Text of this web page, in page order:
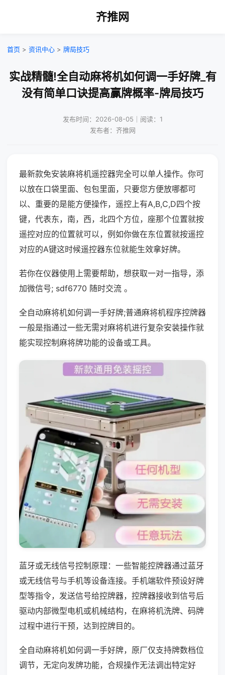
齐推网
首页 > 资讯中心 > 牌局技巧
实战精髓!全自动麻将机如何调一手好牌_有
没有简单口诀提高赢牌概率-牌局技巧
发布时间：2026-08-05｜阅读：1
发布者：齐推网
最新款免安装麻将机遥控器完全可以单人操作。你可
以放在口袋里面、包包里面，只要您方便放哪都可
以、重要的是能方便操作，遥控上有A,B,C,D四个按
键，代表东，南，西，北四个方位，座那个位置就按
遥控对应的位置就可以，例如你做在东位置就按遥控
对应的A键这时候遥控器东位就能生效拿好牌。
若你在仪器使用上需要帮助，想获取一对一指导，添
加微信号; sdf6770 随时交流 。
全自动麻将机如何调一手好牌;普通麻将机程序控牌器
一般是指通过一些无需对麻将机进行复杂安装操作就
能实现控制麻将牌功能的设备或工具。
蓝牙或无线信号控制原理：一些智能控牌器通过蓝牙
或无线信号与手机等设备连接。手机端软件预设好牌
型等指令，发送信号给控牌器，控牌器接收到信号后
驱动内部微型电机或机械结构，在麻将机洗牌、码牌
过程中进行干预，达到控牌目的。
全自动麻将机如何调一手好牌，原厂仅支持牌数档位
调节，无定向发牌功能，合规操作无法调出特定好